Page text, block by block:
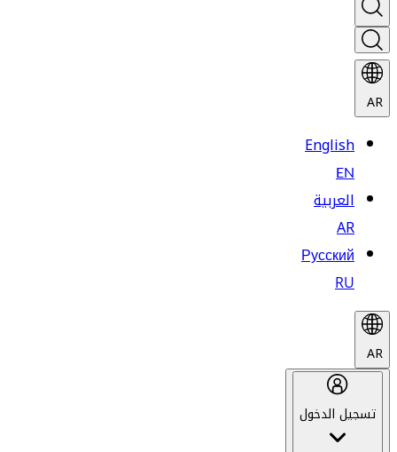
AR
English
EN
العربية
AR
Русский
RU
AR
تسجيل الدخول